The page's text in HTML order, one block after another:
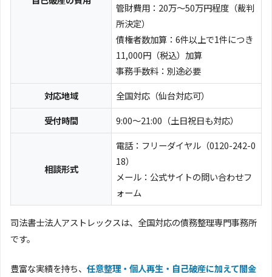
管財費用：20万～50万円程度（裁判
所決定）
債権者数加算：6件以上で1件につき
11,000円（税込）加算
事務手数料：別途必要
対応地域
全国対応（仙台対応可）
受付時間
9:00～21:00（土日祝日も対応）
相談形式
電話：フリーダイヤル（0120-242-0
18）
メール：公式サイトの問い合わせフ
ォーム
司法書士法人アストレックスは、全国対応の債務整理専門事務所
です。
豊富な実績を持ち、 任意整理・個人再生・自己破産に加えて闇金